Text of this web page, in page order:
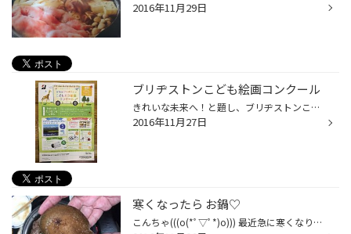
2016年11月29日
ブリヂストンこども絵画コンクール
きれいな未来へ！と題し、ブリヂストンこども絵画コンクール このような事をブリヂストングループは、全国に配信しています。 第14回、テーマ”わたしのたいせつなしぜん” です。 私たち、子供達を育て、これからも共に共存していかなければならない自然。 いろいろ考えさせられますね。 石橋創業者...
2016年11月27日
寒くなったら お鍋♡
こんちゃ(((o(*ﾟ▽ﾟ*)o))) 最近急に寒くなりましたね〜ε-(´∀｀; )東京の方でも雪が降って凄い事になってましたよね！！ ここ、大阪でもいつ寒波がくるかわからないですよ((((；ﾟДﾟ))))))) 冬支度早めがいいかもです！！ でも、こんな時期だからこそ美味しい食べ物、お鍋の時期ですよね〜\(//∇//)\ 先...